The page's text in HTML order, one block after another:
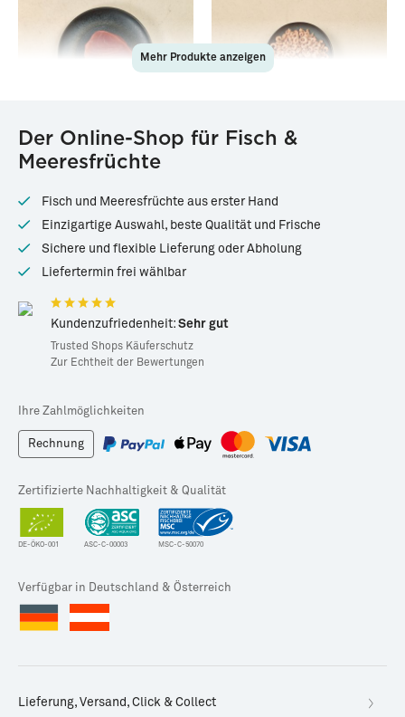
88068
Thunfisch-Steak
1 Stück, ca. 160-
200g
8,99 €
88699
15,99 €
Mehr Produkte anzeigen
Der Online-Shop für Fisch &
Meeresfrüchte
Fisch und Meeresfrüchte aus erster Hand
Einzigartige Auswahl, beste Qualität und Frische
Sichere und flexible Lieferung oder Abholung
Liefertermin frei wählbar
Kundenzufriedenheit: Sehr gut
Trusted Shops Käuferschutz
Zur Echtheit der Bewertungen
Ihre Zahlmöglichkeiten
Rechnung
Zertifizierte Nachhaltigkeit & Qualität
DE-ÖKO-001 ASC-C-00003 MSC-C-50070
Verfügbar in Deutschland & Österreich
Lieferung, Versand, Click & Collect